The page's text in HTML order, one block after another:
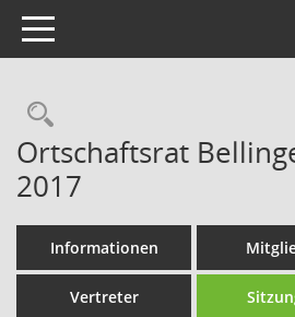
Toggle navigation
Rechercheauswahl
Ortschaftsrat
2017
Informationen
Vertreter